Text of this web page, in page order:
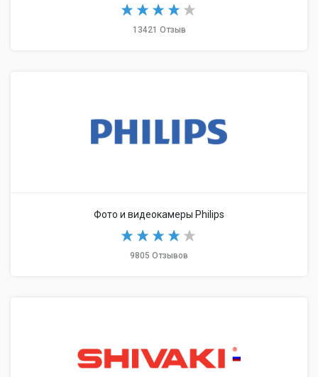
13421 Отзыв
Фото и видеокамеры Philips
9805 Отзывов